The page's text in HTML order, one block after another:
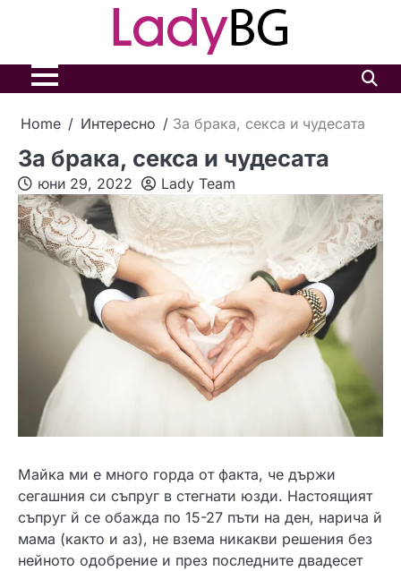
Home Интересно За брака, секса и чудесата
За брака, секса и чудесата
юни 29, 2022 Lady Team
Майка ми е много горда от факта, че държи
сегашния си съпруг в стегнати юзди. Настоящият
съпруг й се обажда по 15-27 пъти на ден, нарича й
мама (както и аз), не взема никакви решения без
нейното одобрение и през последните двадесет